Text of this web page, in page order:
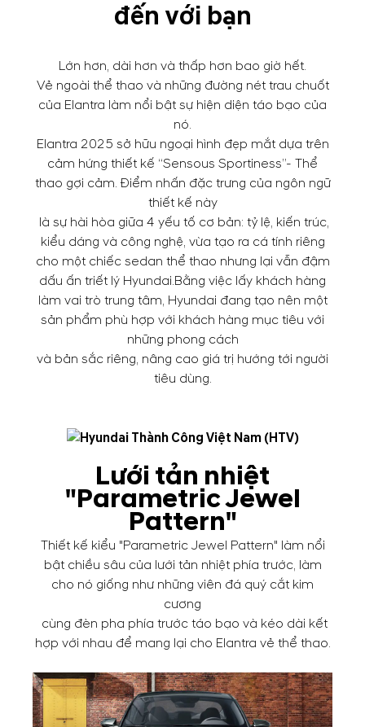
đến với bạn
Lớn hơn, dài hơn và thấp hơn bao giờ hết.
Vẻ ngoài thể thao và những đường nét trau chuốt
của Elantra làm nổi bật sự hiện diện táo bạo của
nó.
Elantra 2025 sở hữu ngoại hình đẹp mắt dựa trên
cảm hứng thiết kế “Sensous Sportiness”- Thể
thao gợi cảm. Điểm nhấn đặc trưng của ngôn ngữ
thiết kế này
là sự hài hòa giữa 4 yếu tố cơ bản: tỷ lệ, kiến trúc,
kiểu dáng và công nghệ, vừa tạo ra cá tính riêng
cho một chiếc sedan thể thao nhưng lại vẫn đậm
dấu ấn triết lý Hyundai.Bằng việc lấy khách hàng
làm vai trò trung tâm, Hyundai đang tạo nên một
sản phẩm phù hợp với khách hàng mục tiêu với
những phong cách
và bản sắc riêng, nâng cao giá trị hướng tới người
tiêu dùng.
Lưới tản nhiệt
"Parametric Jewel
Pattern"
Thiết kế kiểu "Parametric Jewel Pattern" làm nổi
bật chiều sâu của lưới tản nhiệt phía trước, làm
cho nó giống như những viên đá quý cắt kim
cương
cùng đèn pha phía trước táo bạo và kéo dài kết
hợp với nhau để mang lại cho Elantra vẻ thể thao.